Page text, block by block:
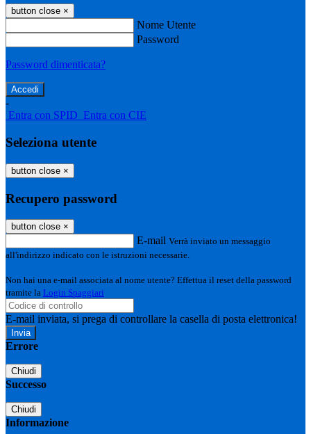
button close ×
Nome Utente
Password
Password dimenticata?
-
Entra con SPID Entra con CIE
Seleziona utente
button close ×
Recupero password
button close ×
E-mail Verrà inviato un messaggio
all'indirizzo indicato con le istruzioni necessarie.
Non hai una e-mail associata al nome utente? Effettua il reset della password
tramite la Login Spaggiari
E-mail inviata, si prega di controllare la casella di posta elettronica!
Errore
Chiudi
Successo
Chiudi
Informazione